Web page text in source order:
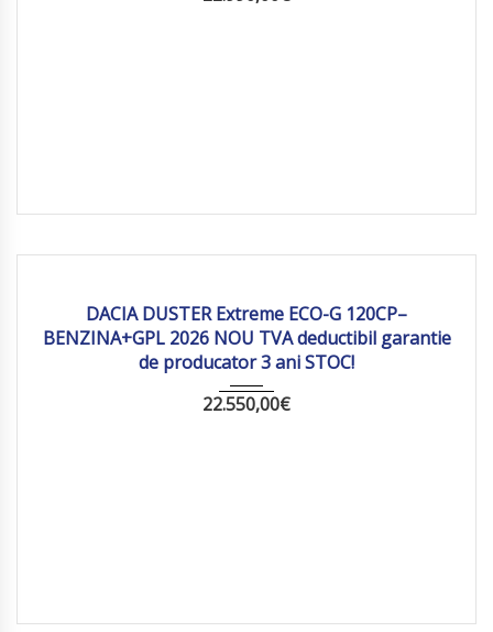
DACIA DUSTER Extreme ECO-G 120CP–
BENZINA+GPL 2026 NOU TVA deductibil garantie
de producator 3 ani STOC!
22.550,00€